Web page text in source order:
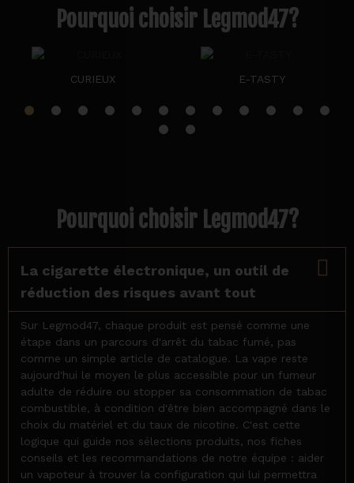
Pourquoi choisir Legmod47?
CURIEUX E-TASTY
Pourquoi choisir Legmod47?
La cigarette électronique, un outil de
réduction des risques avant tout
Sur Legmod47, chaque produit est pensé comme une
étape dans un parcours d'arrêt du tabac fumé, pas
comme un simple article de catalogue. La vape reste
aujourd'hui le moyen le plus accessible pour un fumeur
adulte de réduire ou stopper sa consommation de tabac
combustible, à condition d'être bien accompagné dans le
choix du matériel et du taux de nicotine. C'est cette
logique qui guide nos sélections produits, nos fiches
conseils et les recommandations de notre équipe : aider
un vapoteur à trouver la configuration qui lui permettra